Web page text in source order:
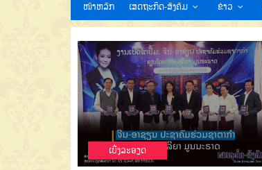
ໜ້າຫລັກ ເສດຖະກິດ-ສັງຄົມ ຂ່າວ
ເບີ່ງລະອຽດ